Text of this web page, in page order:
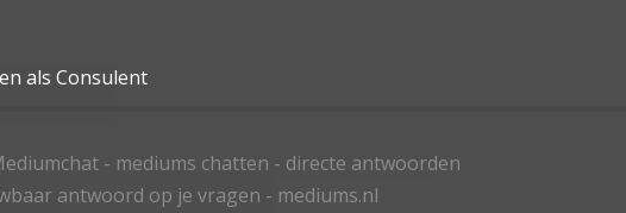
als Consulent
- mediums chatten - directe antwoorden
antwoord op je vragen - mediums.nl